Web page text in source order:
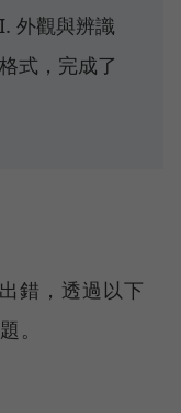
外觀與辨識
式，完成了
錯，透過以下
。